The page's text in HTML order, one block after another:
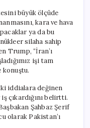
büyük ölçüde
kara ve hava
ya da bu
silaha sahip
Trump, “İran’ı
işi tam
konuştu.
iddialara değinen
çıkardığını belirtti.
Şahbaz Şerif
olarak Pakistan’ı